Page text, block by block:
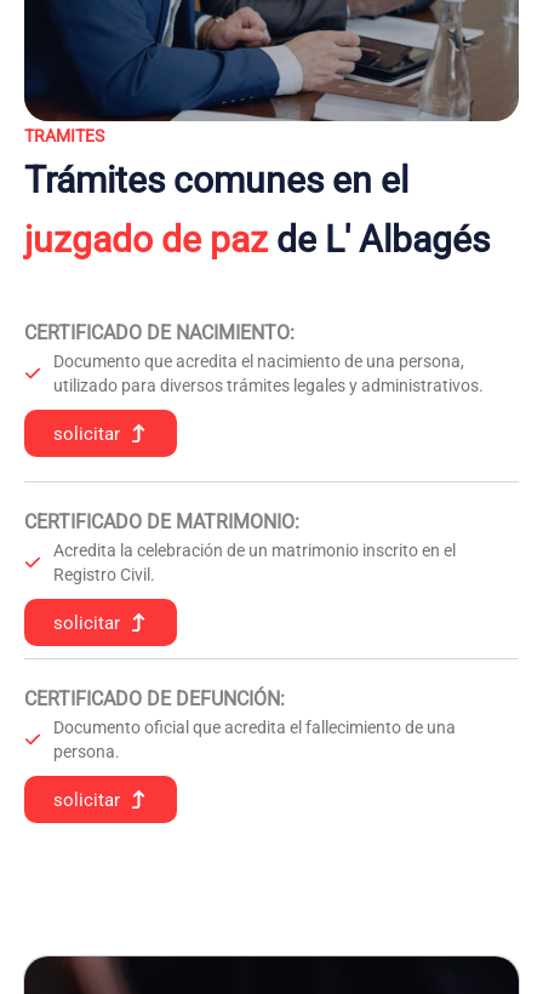
TRAMITES
Trámites comunes en el
juzgado de pazde L' Albagés
CERTIFICADO DE NACIMIENTO:
Documento que acredita el nacimiento de una persona,
utilizado para diversos trámites legales y administrativos.
solicitar
CERTIFICADO DE MATRIMONIO:
Acredita la celebración de un matrimonio inscrito en el
Registro Civil.
solicitar
CERTIFICADO DE DEFUNCIÓN:
Documento oficial que acredita el fallecimiento de una
persona.
solicitar